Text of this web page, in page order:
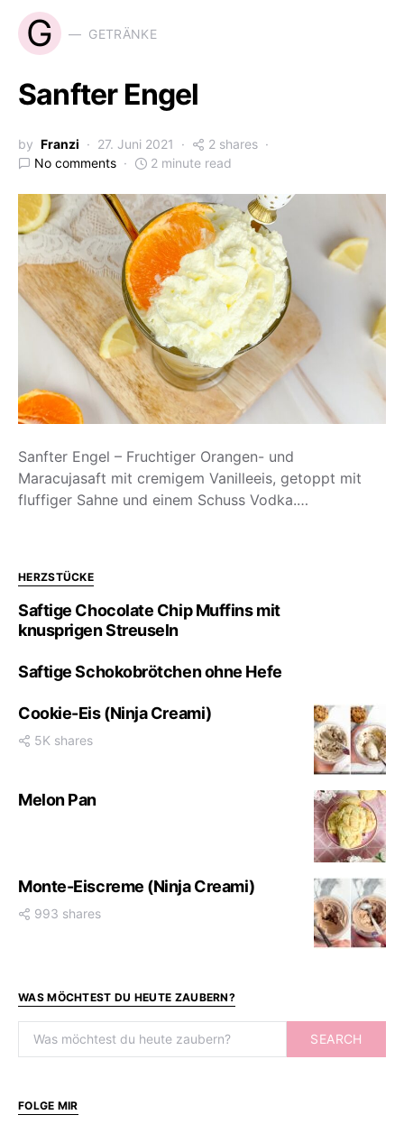
G GETRÄNKE
Sanfter Engel
by Franzi 27. Juni 2021
2 shares
No comments
2 minute read
Sanfter Engel – Fruchtiger Orangen- und
Maracujasaft mit cremigem Vanilleeis, getoppt mit
fluffiger Sahne und einem Schuss Vodka.…
HERZSTÜCKE
Saftige Chocolate Chip Muffins mit
knusprigen Streuseln
Saftige Schokobrötchen ohne Hefe
Cookie-Eis (Ninja Creami)
5K shares
Melon Pan
Monte-Eiscreme (Ninja Creami)
993 shares
WAS MÖCHTEST DU HEUTE ZAUBERN?
SEARCH
FOLGE MIR